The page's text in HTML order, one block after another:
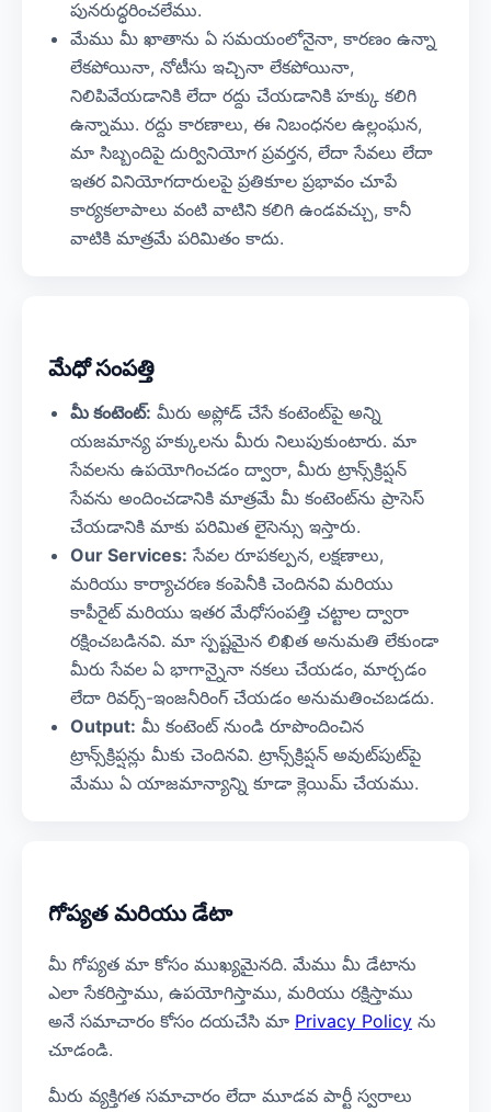
పునరుద్ధరించలేము.
మేము మీ ఖాతాను ఏ సమయంలోనైనా, కారణం ఉన్నా
లేకపోయినా, నోటీసు ఇచ్చినా లేకపోయినా,
నిలిపివేయడానికి లేదా రద్దు చేయడానికి హక్కు కలిగి
ఉన్నాము. రద్దు కారణాలు, ఈ నిబంధనల ఉల్లంఘన,
మా సిబ్బందిపై దుర్వినియోగ ప్రవర్తన, లేదా సేవలు లేదా
ఇతర వినియోగదారులపై ప్రతికూల ప్రభావం చూపే
కార్యకలాపాలు వంటి వాటిని కలిగి ఉండవచ్చు, కానీ
వాటికి మాత్రమే పరిమితం కాదు.
మేధో సంపత్తి
మీ కంటెంట్: మీరు అప్లోడ్ చేసే కంటెంట్‌పై అన్ని
యజమాన్య హక్కులను మీరు నిలుపుకుంటారు. మా
సేవలను ఉపయోగించడం ద్వారా, మీరు ట్రాన్స్‌క్రిప్షన్
సేవను అందించడానికి మాత్రమే మీ కంటెంట్‌ను ప్రాసెస్
చేయడానికి మాకు పరిమిత లైసెన్సు ఇస్తారు.
Our Services: సేవల రూపకల్పన, లక్షణాలు,
మరియు కార్యాచరణ కంపెనీకి చెందినవి మరియు
కాపీరైట్ మరియు ఇతర మేధోసంపత్తి చట్టాల ద్వారా
రక్షించబడినవి. మా స్పష్టమైన లిఖిత అనుమతి లేకుండా
మీరు సేవల ఏ భాగాన్నైనా నకలు చేయడం, మార్చడం
లేదా రివర్స్-ఇంజనీరింగ్ చేయడం అనుమతించబడదు.
Output: మీ కంటెంట్ నుండి రూపొందించిన
ట్రాన్స్‌క్రిప్షన్లు మీకు చెందినవి. ట్రాన్స్‌క్రిప్షన్ అవుట్‌పుట్‌పై
మేము ఏ యాజమాన్యాన్ని కూడా క్లెయిమ్ చేయము.
గోప్యత మరియు డేటా
మీ గోప్యత మా కోసం ముఖ్యమైనది. మేము మీ డేటాను
ఎలా సేకరిస్తాము, ఉపయోగిస్తాము, మరియు రక్షిస్తాము
అనే సమాచారం కోసం దయచేసి మా Privacy Policy ను
చూడండి.
మీరు వ్యక్తిగత సమాచారం లేదా మూడవ పార్టీ స్వరాలు